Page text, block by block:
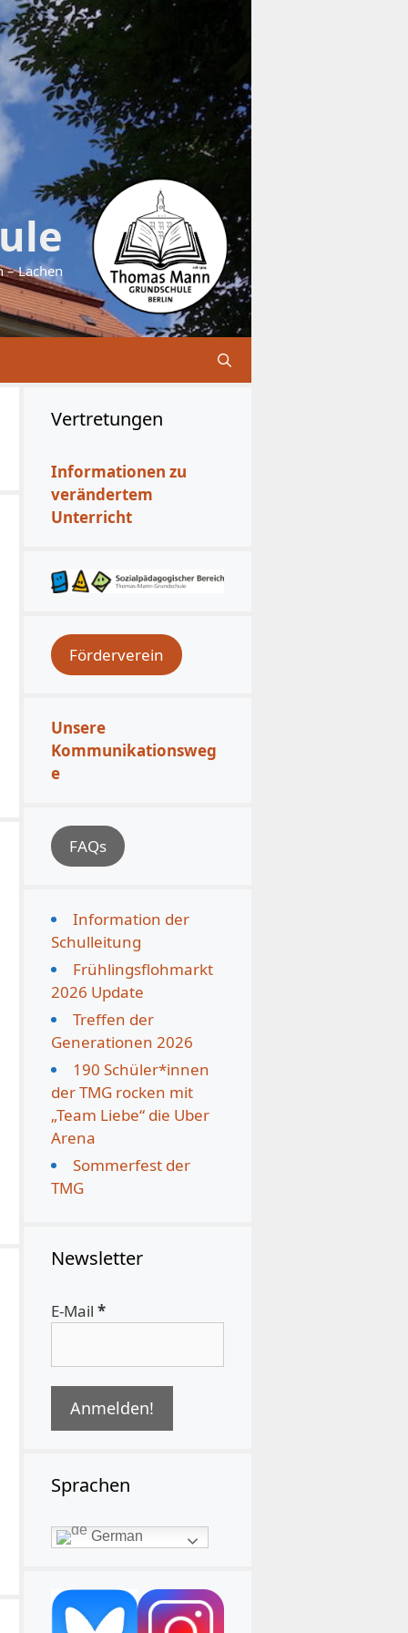
– Lachen
Vertretungen
Informationen zu
verändertem
Unterricht
Förderverein
Unsere
Kommunikationsweg
e
FAQs
Information der
Schulleitung
Frühlingsflohmarkt
2026 Update
Treffen der
Generationen 2026
190 Schüler*innen
der TMG rocken mit
„Team Liebe“ die Uber
Arena
Sommerfest der
TMG
Newsletter
E-Mail *
Sprachen
German